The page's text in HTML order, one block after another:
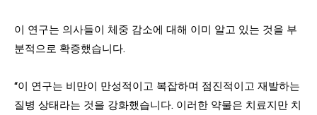
이 연구는 의사들이 체중 감소에 대해 이미 알고 있는 것을 부
분적으로 확증했습니다.
“이 연구는 비만이 만성적이고 복잡하며 점진적이고 재발하는
질병 상태라는 것을 강화했습니다. 이러한 약물은 치료지만 치